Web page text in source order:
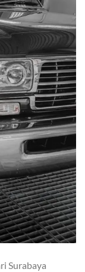
Surabaya